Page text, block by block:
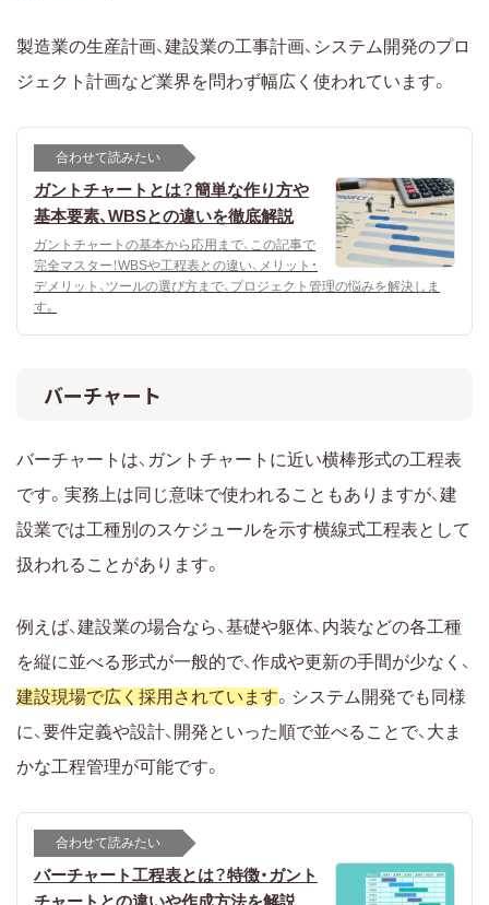
製造業の生産計画、建設業の工事計画、システム開発のプロ
ジェクト計画など業界を問わず幅広く使われています。
合わせて読みたい
ガントチャートとは？簡単な作り方や
基本要素、WBSとの違いを徹底解説
ガントチャートの基本から応用まで、この記事で
完全マスター！WBSや工程表との違い、メリット・
デメリット、ツールの選び方まで、プロジェクト管理の悩みを解決しま
す。
バーチャート
バーチャートは、ガントチャートに近い横棒形式の工程表
です。実務上は同じ意味で使われることもありますが、建
設業では工種別のスケジュールを示す横線式工程表として
扱われることがあります。
例えば、建設業の場合なら、基礎や躯体、内装などの各工種
を縦に並べる形式が一般的で、作成や更新の手間が少なく、
建設現場で広く採用されています。システム開発でも同様
に、要件定義や設計、開発といった順で並べることで、大ま
かな工程管理が可能です。
合わせて読みたい
バーチャート工程表とは？特徴・ガント
チャートとの違いや作成方法を解説